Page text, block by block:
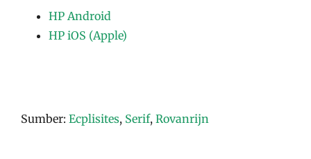
HP Android
HP iOS (Apple)
Sumber: Ecplisites, Serif, Rovanrijn